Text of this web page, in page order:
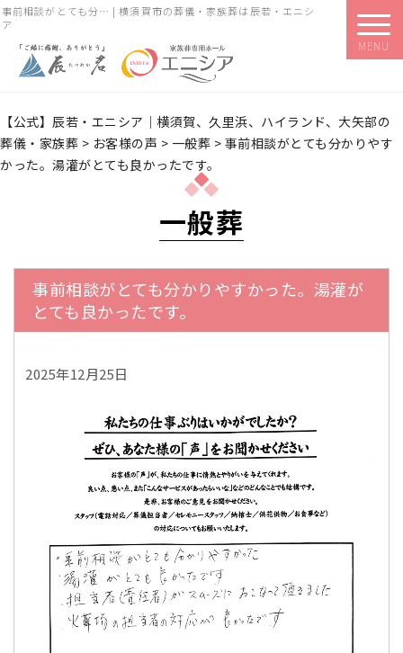
事前相談がとても分… | 横須賀市の葬儀・家族葬は辰若・エニシ
ア
MENU
【公式】辰若・エニシア｜横須賀、久里浜、ハイランド、大矢部の
葬儀・家族葬 > お客様の声 > 一般葬 > 事前相談がとても分かりやす
かった。湯灌がとても良かったです。
一般葬
事前相談がとても分かりやすかった。湯灌が
とても良かったです。
2025年12月25日